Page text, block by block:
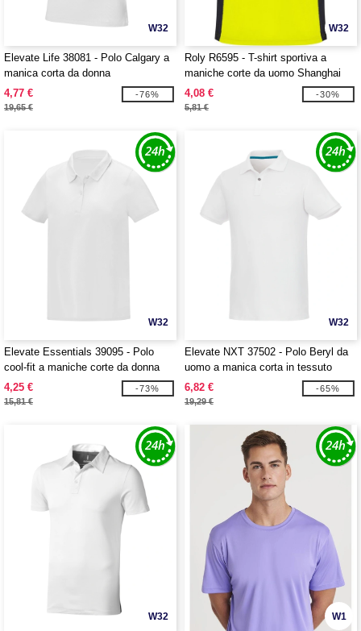
W32
Elevate Life 38081 - Polo Calgary a
manica corta da donna
4,77 €
19,65 €
-76%
W32
Roly R6595 - T-shirt sportiva a
maniche corte da uomo Shanghai
4,08 €
5,81 €
-30%
W32
Elevate Essentials 39095 - Polo
cool-fit a maniche corte da donna
Deimos
4,25 €
15,81 €
-73%
W32
Elevate NXT 37502 - Polo Beryl da
uomo a manica corta in tessuto
organico riciclato certificato GOTS
6,82 €
19,29 €
-65%
W32 W1